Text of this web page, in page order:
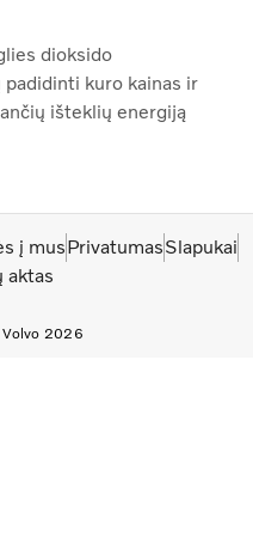
dioksido
kuro kainas ir
išteklių energiją
Volvo 2026
į musPrivatumasSlapukai
aktas